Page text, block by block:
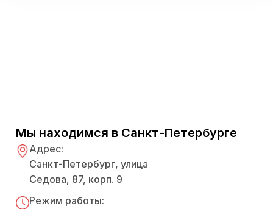
Мы находимся в Санкт-Петербурге
Адрес:
Санкт-Петербург, улица
Седова, 87, корп. 9
Режим работы: